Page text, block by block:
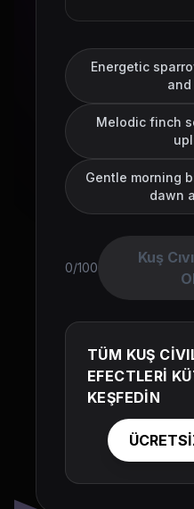
Energetic
Melodic finch
Gentle morning
dawn
0/100
Kuş
TÜM KUŞ
EFECTLERİ
KEŞFEDİN